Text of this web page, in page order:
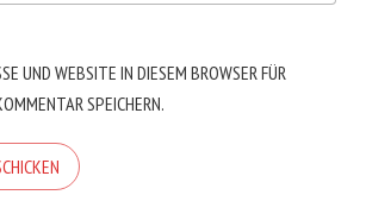
UND WEBSITE IN DIESEM BROWSER FÜR
SPEICHERN.